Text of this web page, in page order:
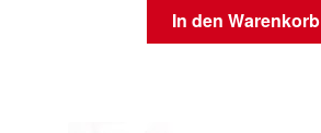
In den Warenkorb